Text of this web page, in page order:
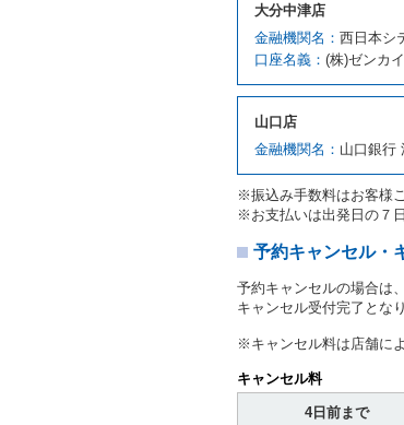
運転者は、貸
当社は、監督
許の種類及び
対し、借受人
ます。この場
注１）監督
２．(10)及び
転免許証を
当社は、貸渡
書類の写しを
当社は、貸渡
当社は、貸渡
ることがあり
当社は、借受
なお、この場
第８条（貸渡契
大分中津店
金融機関名： 西日本シ
口座名義： (株)ゼンカ
山口店
金融機関名： 山口銀行
※振込み手数料はお客様
※お支払いは出発日の７
予約キャンセル・
予約キャンセルの場合は
キャンセル受付完了とな
※キャンセル料は店舗に
キャンセル料
4日前まで